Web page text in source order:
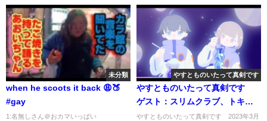
未分類
when he scoots it back 😩🍑
#gay
1:名無しさん＠おカマいっぱい
やすとものいたって真剣です
やすとものいたって真剣です
ゲスト：スリムクラブ、トキ
（藤崎マーケット） 3月16日
やすとものいたって真剣です 2023年3月